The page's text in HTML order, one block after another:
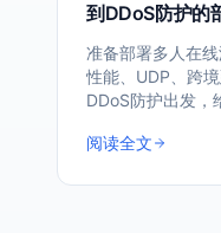
到DDoS防护的
准备部署多人在
性能、UDP、跨
DDoS防护出发，
阅读全文